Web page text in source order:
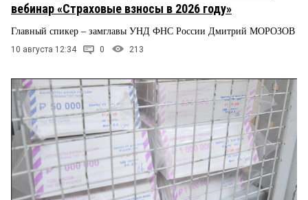
вебинар «Страховые взносы в 2026 году»
Главный спикер – замглавы УНД ФНС России Дмитрий МОРОЗОВ
10 августа 12:34 0 213